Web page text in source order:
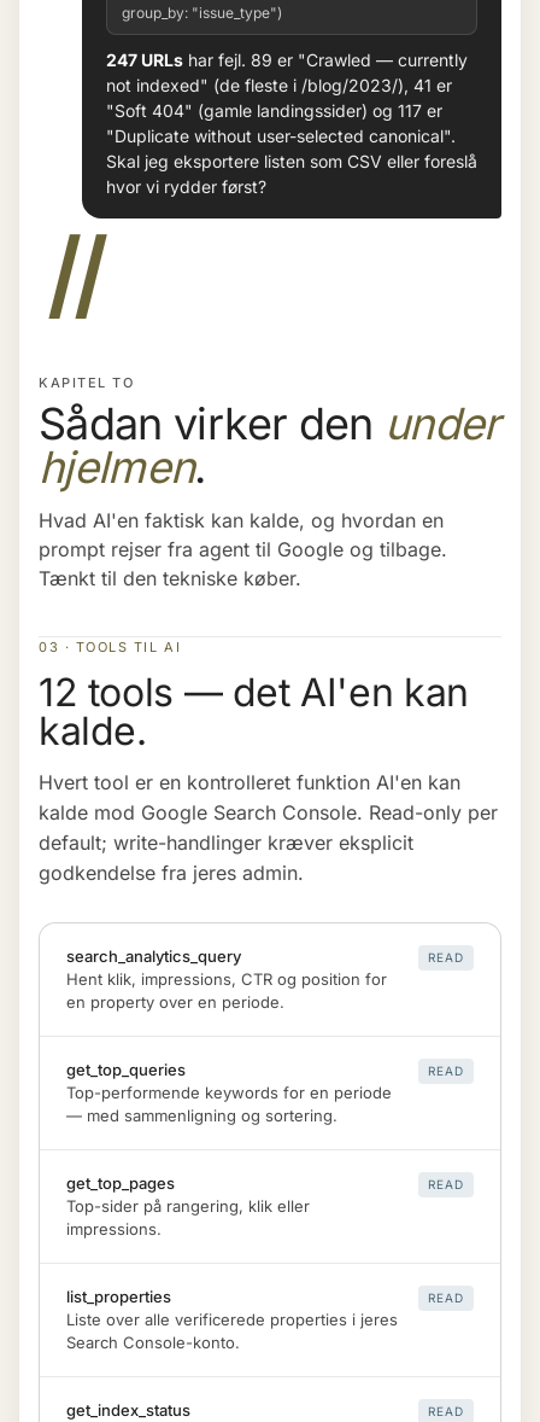
group_by: "issue_type")
247 URLs har fejl. 89 er "Crawled — currently
not indexed" (de fleste i /blog/2023/), 41 er
"Soft 404" (gamle landingssider) og 117 er
"Duplicate without user-selected canonical".
Skal jeg eksportere listen som CSV eller foreslå
hvor vi rydder først?
II
KAPITEL TO
Sådan virker den under
hjelmen.
Hvad AI'en faktisk kan kalde, og hvordan en
prompt rejser fra agent til Google og tilbage.
Tænkt til den tekniske køber.
03 · TOOLS TIL AI
12 tools — det AI'en kan
kalde.
Hvert tool er en kontrolleret funktion AI'en kan
kalde mod Google Search Console. Read-only per
default; write-handlinger kræver eksplicit
godkendelse fra jeres admin.
search_analytics_query
Hent klik, impressions, CTR og position for
en property over en periode.
READ
get_top_queries
Top-performende keywords for en periode
— med sammenligning og sortering.
READ
get_top_pages
Top-sider på rangering, klik eller
impressions.
READ
list_properties
Liste over alle verificerede properties i jeres
Search Console-konto.
READ
get_index_status
READ